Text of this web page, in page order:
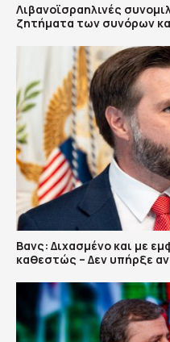
Λιβανοϊσραηλινές
ζητήματα των συνόρων
Βανς: Διχασμένο και με
καθεστώς – Δεν υπήρξε